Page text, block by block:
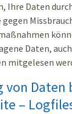
Ihre Daten
Daten,
mitgelesen
von Daten
–